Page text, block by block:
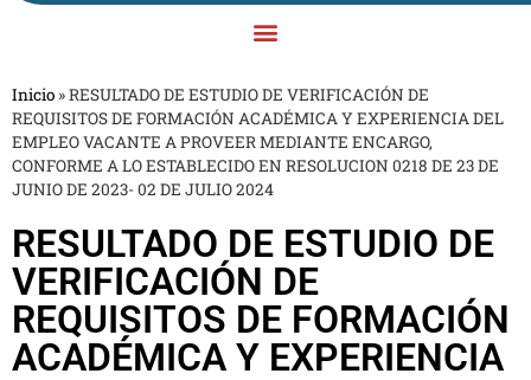
Inicio »RESULTADO DE ESTUDIO DE VERIFICACIÓN DE
REQUISITOS DE FORMACIÓN ACADÉMICA Y EXPERIENCIA DEL
EMPLEO VACANTE A PROVEER MEDIANTE ENCARGO,
CONFORME A LO ESTABLECIDO EN RESOLUCION 0218 DE 23 DE
JUNIO DE 2023- 02 DE JULIO 2024
RESULTADO DE ESTUDIO DE
VERIFICACIÓN DE
REQUISITOS DE FORMACIÓN
ACADÉMICA Y EXPERIENCIA